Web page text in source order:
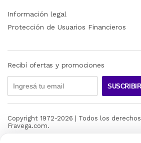
Información legal
Protección de Usuarios Financieros
Recibí ofertas y promociones
Copyright 1972-2026 | Todos los derechos
Fravega.com.